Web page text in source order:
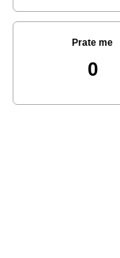
Prate me
0